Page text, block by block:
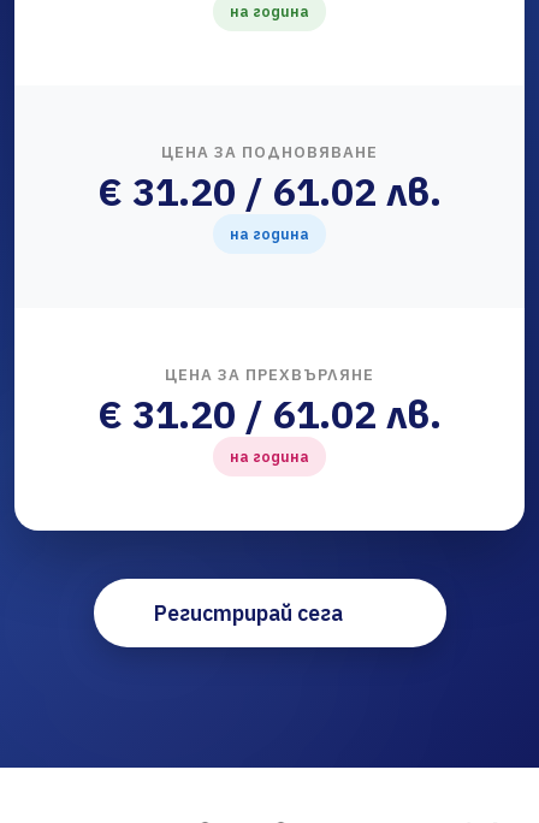
на година
ЦЕНА ЗА ПОДНОВЯВАНЕ
€ 31.20 / 61.02 лв.
на година
ЦЕНА ЗА ПРЕХВЪРЛЯНЕ
€ 31.20 / 61.02 лв.
на година
Регистрирай сега